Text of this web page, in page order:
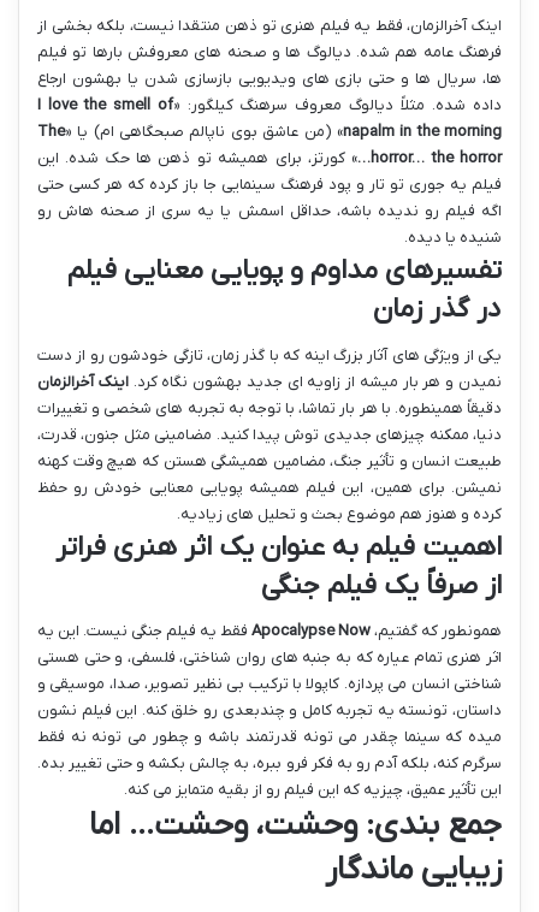
اینک آخرالزمان، فقط یه فیلم هنری تو ذهن منتقدا نیست، بلکه بخشی از
فرهنگ عامه هم شده. دیالوگ ها و صحنه های معروفش بارها تو فیلم
ها، سریال ها و حتی بازی های ویدیویی بازسازی شدن یا بهشون ارجاع
داده شده. مثلاً دیالوگ معروف سرهنگ کیلگور: «I love the smell of
napalm in the morning» (من عاشق بوی ناپالم صبحگاهی ام) یا «The
horror… the horror…
» کورتز، برای همیشه تو ذهن ها حک شده. این
فیلم یه جوری تو تار و پود فرهنگ سینمایی جا باز کرده که هر کسی حتی
اگه فیلم رو ندیده باشه، حداقل اسمش یا یه سری از صحنه هاش رو
شنیده یا دیده.
تفسیرهای مداوم و پویایی معنایی فیلم
در گذر زمان
یکی از ویژگی های آثار بزرگ اینه که با گذر زمان، تازگی خودشون رو از دست
نمیدن و هر بار میشه از زاویه ای جدید بهشون نگاه کرد.اینک آخرالزمان
دقیقاً همینطوره. با هر بار تماشا، با توجه به تجربه های شخصی و تغییرات
دنیا، ممکنه چیزهای جدیدی توش پیدا کنید. مضامینی مثل جنون، قدرت،
طبیعت انسان و تأثیر جنگ، مضامین همیشگی هستن که هیچ وقت کهنه
نمیشن. برای همین، این فیلم همیشه پویایی معنایی خودش رو حفظ
کرده و هنوز هم موضوع بحث و تحلیل های زیادیه.
اهمیت فیلم به عنوان یک اثر هنری فراتر
از صرفاً یک فیلم جنگی
همونطور که گفتیم،Apocalypse Now فقط یه فیلم جنگی نیست. این یه
اثر هنری تمام عیاره که به جنبه های روان شناختی، فلسفی، و حتی هستی
شناختی انسان می پردازه. کاپولا با ترکیب بی نظیر تصویر، صدا، موسیقی و
داستان، تونسته یه تجربه کامل و چندبعدی رو خلق کنه. این فیلم نشون
میده که سینما چقدر می تونه قدرتمند باشه و چطور می تونه نه فقط
سرگرم کنه، بلکه آدم رو به فکر فرو ببره، به چالش بکشه و حتی تغییر بده.
این تأثیر عمیق، چیزیه که این فیلم رو از بقیه متمایز می کنه.
جمع بندی: وحشت، وحشت… اما
زیبایی ماندگار